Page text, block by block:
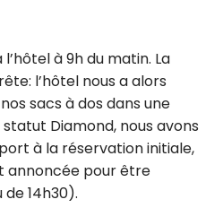
à 9h du matin. La
l’hôtel nous a alors
sacs à dos dans une
Diamond, nous avons
à la réservation initiale,
pour être
de 14h30).